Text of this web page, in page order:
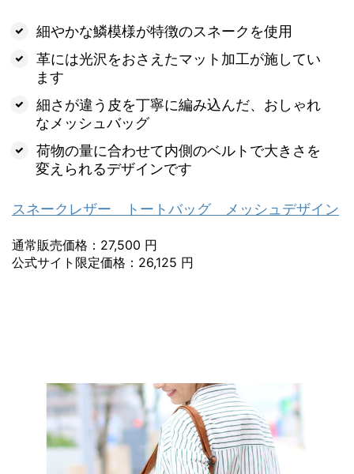
細やかな鱗模様が特徴のスネークを使用
革には光沢をおさえたマット加工が施してい
ます
細さが違う皮を丁寧に編み込んだ、おしゃれ
なメッシュバッグ
荷物の量に合わせて内側のベルトで大きさを
変えられるデザインです
スネークレザー トートバッグ メッシュデザイン
通常販売価格：27,500 円
公式サイト限定価格：26,125 円